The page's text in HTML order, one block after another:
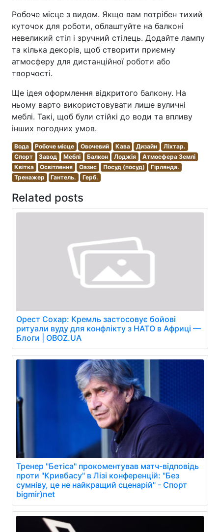
Робоче місце з видом. Якщо вам потрібен тихий
куточок для роботи, облаштуйте на балконі
невеликий стіл і зручний стілець. Додайте лампу
та кілька декорів, щоб створити приємну
атмосферу для дистанційної роботи або
творчості.
Ще ідея оформлення відкритого балкону. На
ньому варто використовувати лише вуличні
меблі. Такі, щоб були стійкі до води та впливу
інших погодних умов.
Вода Робоче місце Овочевий Кава Дизайн
Ліхтар.
Спорт
Завод Меблі Балкон Лоджія
Атмосфера Землі
Квітка
Освітлення Оазис Посуд (посуд)
Гірлянда.
Тренажер
Гантель. Герб.
Related posts
Орест Сохар: Кремль застосовує бойові
ритуали вуду для конфлікту з НАТО в Африці —
Блоги | OBOZ.UA
Тренер "Бетіса" прокоментував матч-відповідь
проти "Кривбасу" в Лізі конференцій: "Без
сумніву, це не найкращий сценарій" - Спорт
bigmir)net